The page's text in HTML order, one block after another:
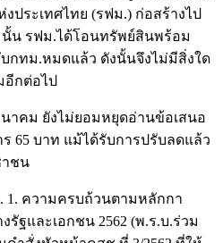
ประเทศไทย (รฟม.) ก่อสร้างไป
นั้น รฟม.ได้โอนทรัพย์สินพร้อม
กทม.หมดแล้ว ดังนั้นจึงไม่มีสิ่งใด
กต่อไป
าคม ยังไม่ยอมหยุดอ่านข้อเสนอ
65 บาท แม้ได้รับการปรับลดแล้ว
าชน
1. ความครบถ้วนตามหลักกา
รัฐและเอกชน 2562 (พ.ร.บ.ร่วม